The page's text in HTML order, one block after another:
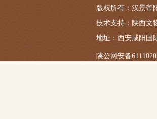
版权所有：汉景帝
技术支持：陕西文
地址：西安咸阳国
陕公网安备